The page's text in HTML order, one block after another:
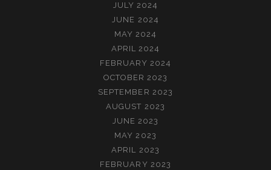
JULY 2024
JUNE 2024
MAY 2024
APRIL 2024
FEBRUARY 2024
OCTOBER 2023
SEPTEMBER 2023
AUGUST 2023
JUNE 2023
MAY 2023
APRIL 2023
FEBRUARY 2023